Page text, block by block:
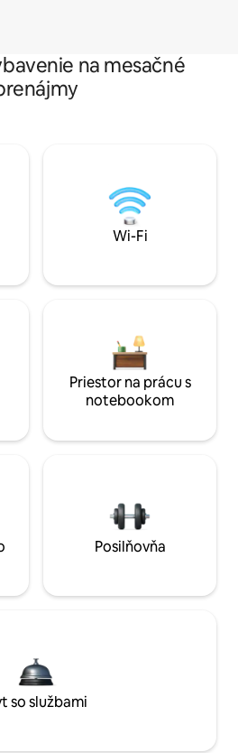
na mesačné
Wi-Fi
Priestor na prácu s
notebookom
Posilňovňa
so službami